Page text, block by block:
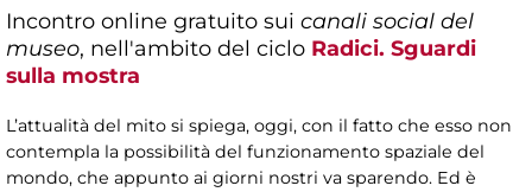
Incontro online gratuito sui canali social del
museo, nell'ambito del ciclo Radici. Sguardi
sulla mostra
L’attualità del mito si spiega, oggi, con il fatto che esso non
contempla la possibilità del funzionamento spaziale del
mondo, che appunto ai giorni nostri va sparendo. Ed è